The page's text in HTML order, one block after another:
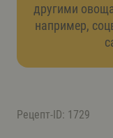
другими
например,
Рецепт-ID: 1729